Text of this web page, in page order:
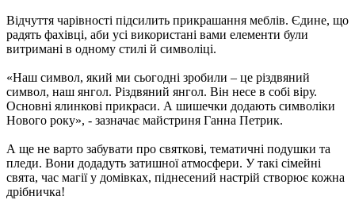
Відчуття чарівності підсилить прикрашання меблів. Єдине, що
радять фахівці, аби усі використані вами елементи були
витримані в одному стилі й символіці.
«Наш символ, який ми сьогодні зробили – це різдвяний
символ, наш янгол. Різдвяний янгол. Він несе в собі віру.
Основні ялинкові прикраси. А шишечки додають символіки
Нового року», - зазначає майстриня Ганна Петрик.
А ще не варто забувати про святкові, тематичні подушки та
пледи. Вони додадуть затишної атмосфери. У такі сімейні
свята, час магії у домівках, піднесений настрій створює кожна
дрібничка!